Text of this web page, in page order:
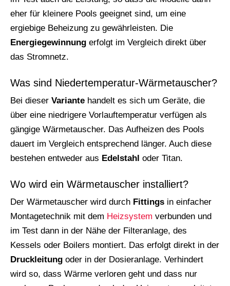
eher für kleinere Pools geeignet sind, um eine
ergiebige Beheizung zu gewährleisten. Die
Energiegewinnung erfolgt im Vergleich direkt über
das Stromnetz.
Was sind Niedertemperatur-Wärmetauscher?
Bei dieser Variante handelt es sich um Geräte, die
über eine niedrigere Vorlauftemperatur verfügen als
gängige Wärmetauscher. Das Aufheizen des Pools
dauert im Vergleich entsprechend länger. Auch diese
bestehen entweder aus Edelstahl oder Titan.
Wo wird ein Wärmetauscher installiert?
Der Wärmetauscher wird durch Fittings in einfacher
Montagetechnik mit dem Heizsystem verbunden und
im Test dann in der Nähe der Filteranlage, des
Kessels oder Boilers montiert. Das erfolgt direkt in der
Druckleitung oder in der Dosieranlage. Verhindert
wird so, dass Wärme verloren geht und dass nur